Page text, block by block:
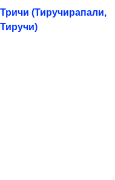
Тричи (Тиручирапали,
Тиручи)